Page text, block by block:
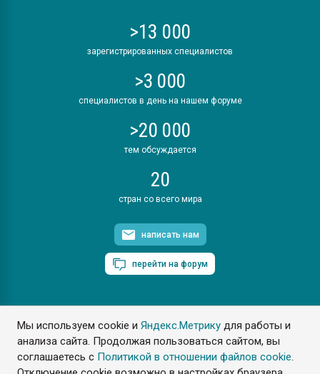
Мы используем cookie иЯндекс.Метрику для работы и
анализа сайта. Продолжая пользоваться сайтом, вы
соглашаетесь с Политикой в отношении файлов cookie.
>13 000
зарегистрированных специалистов
>3 000
специалистов в день на нашем форуме
>20 000
тем обсуждается
20
стран со всего мира
написать нам
перейти на форум
ПластЭксперт © 2006. Все права защищены
Разрешается копирование материалов сайта с обязательной
ссылкой на www.e-plastic.ru
Разработка сайта